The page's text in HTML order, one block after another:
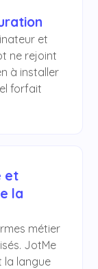
et
ne rejoint
à installer
forfait
et
la
métier
JotMe
la langue